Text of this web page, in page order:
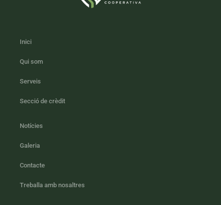
Inici
Qui som
Serveis
Secció de crèdit
Notícies
Galeria
Contacte
Treballa amb nosaltres